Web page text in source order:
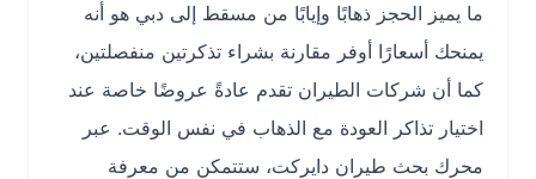
ما يميز الحجز ذهابًا وإيابًا من مسقط إلى دبي هو أنه
يمنحك أسعارًا أوفر مقارنة بشراء تذكرتين منفصلتين،
كما أن شركات الطيران تقدم عادةً عروضًا خاصة عند
اختيار تذاكر العودة مع الذهاب في نفس الوقت. عبر
محرك بحث طيران دايركت، ستتمكن من معرفة